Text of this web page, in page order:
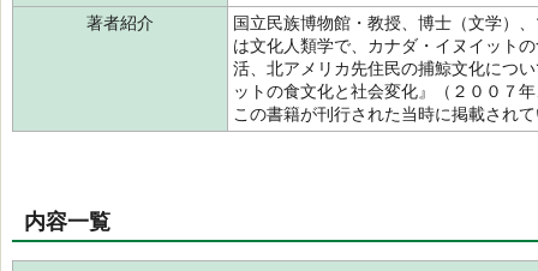
著者紹介
国立民族博物館・教授、博士（文学）
は文化人類学で、カナダ・イヌイット
活、北アメリカ先住民の捕鯨文化につ
ットの食文化と社会変化』（２００７
この書籍が刊行された当時に掲載され
内容一覧